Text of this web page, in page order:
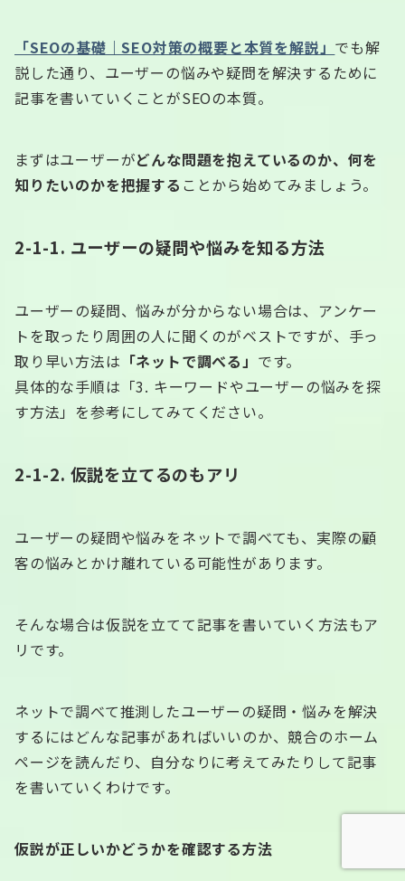
「SEOの基礎｜SEO対策の概要と本質を解説」 でも解
説した通り、ユーザーの悩みや疑問を解決するために
記事を書いていくことがSEOの本質。
まずはユーザーがどんな問題を抱えているのか、何を
知りたいのかを把握する ことから始めてみましょう。
2-1-1. ユーザーの疑問や悩みを知る方法
ユーザーの疑問、悩みが分からない場合は、アンケー
トを取ったり周囲の人に聞くのがベストですが、手っ
取り早い方法は 「ネットで調べる」 です。
具体的な手順は「3. キーワードやユーザーの悩みを探
す方法」を参考にしてみてください。
2-1-2. 仮説を立てるのもアリ
ユーザーの疑問や悩みをネットで調べても、実際の顧
客の悩みとかけ離れている可能性があります。
そんな場合は仮説を立てて記事を書いていく方法もア
リです。
ネットで調べて推測したユーザーの疑問・悩みを解決
するにはどんな記事があればいいのか、競合のホーム
ページを読んだり、自分なりに考えてみたりして記事
を書いていくわけです。
仮説が正しいかどうかを確認する方法